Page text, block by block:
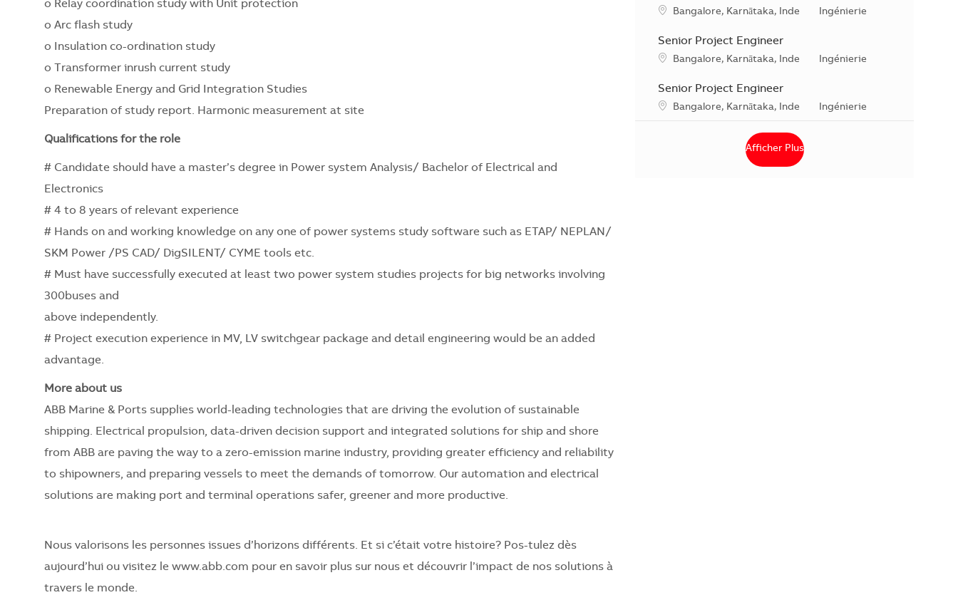
o Relay coordination study with Unit protection
o Arc flash study
o Insulation co-ordination study
o Transformer inrush current study
o Renewable Energy and Grid Integration Studies
Preparation of study report. Harmonic measurement at site
Qualifications for the role
# Candidate should have a master’s degree in Power system Analysis/ Bachelor of Electrical and
Electronics
# 4 to 8 years of relevant experience
# Hands on and working knowledge on any one of power systems study software such as ETAP/ NEPLAN/
SKM Power /PS CAD/ DigSILENT/ CYME tools etc.
# Must have successfully executed at least two power system studies projects for big networks involving
300buses and
above independently.
# Project execution experience in MV, LV switchgear package and detail engineering would be an added
advantage.
More about us
ABB Marine & Ports supplies world-leading technologies that are driving the evolution of sustainable
shipping. Electrical propulsion, data-driven decision support and integrated solutions for ship and shore
from ABB are paving the way to a zero-emission marine industry, providing greater efficiency and reliability
to shipowners, and preparing vessels to meet the demands of tomorrow. Our automation and electrical
solutions are making port and terminal operations safer, greener and more productive.
Nous valorisons les personnes issues d’horizons différents. Et si c’était votre histoire? Pos-tulez dès
aujourd’hui ou visitez le www.abb.com pour en savoir plus sur nous et découvrir l’impact de nos solutions à
travers le monde.
Emplacement
Bangalore, Karnātaka, Inde Catégorie
Ingénierie
Senior Project Engineer
Emplacement
Bangalore, Karnātaka, Inde Catégorie
Ingénierie
Senior Project Engineer
Emplacement
Bangalore, Karnātaka, Inde Catégorie
Ingénierie
Afficher Plus